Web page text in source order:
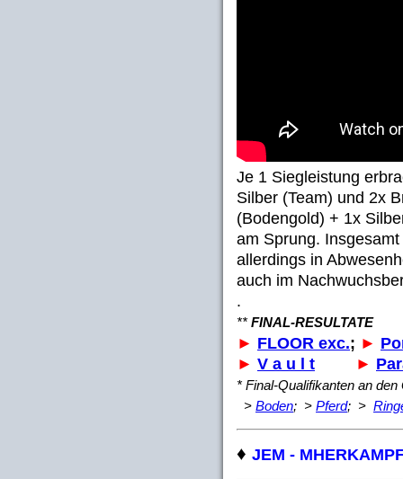
Je 1 Siegleistung
Silber (Team) und 2x
(Bodengold) + 1x
am Sprung.
allerdings in
auch im
.
** FINAL-RESULTATE
► FLOOR exc.; ►
► V a u l t ►
* Final-Qualifikanten an den
> Boden; > Pferd; >
♦ JEM -